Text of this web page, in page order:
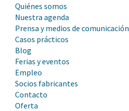
Quiénes somos
Nuestra agenda
Prensa y medios de comunicación
Casos prácticos
Blog
Ferias y eventos
Empleo
Socios fabricantes
Contacto
Oferta